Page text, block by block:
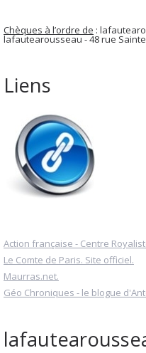
Chèques à l’ordre de :
lafautearousseau - 48 rue Sainte-
Liens
Action française - Centre
Le Comte de Paris. Site officiel.
Maurras.net.
Géo Chroniques - le blogue